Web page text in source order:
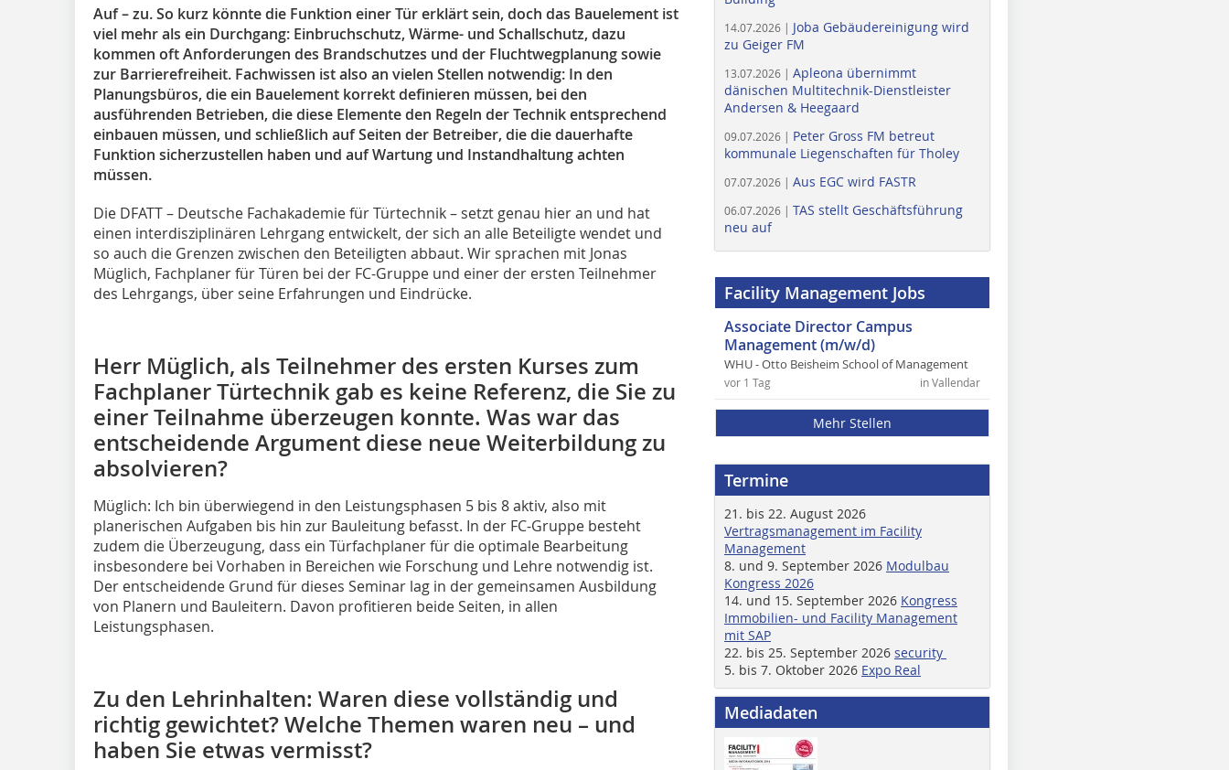
Auf – zu. So kurz könnte die Funktion einer Tür erklärt sein, doch das Bau­element ist
viel mehr als ein Durchgang: Einbruchschutz, Wärme- und Schallschutz, dazu
kommen oft Anforderungen des Brandschutzes und der Fluchtwegplanung sowie
zur Barrierefreiheit. Fachwissen ist also an vielen Stellen notwendig: In den
Planungsbüros, die ein Bauelement korrekt definieren müssen, bei den
ausführenden Betrieben, die diese Elemente den Regeln der Technik entsprechend
einbauen müssen, und schließlich auf Seiten der Betreiber, die die dauerhafte
Funktion sicherzustellen haben und auf Wartung und Instandhaltung achten
müssen.
Die DFATT – Deutsche Fachakademie für Türtechnik – setzt genau hier an und hat
einen interdisziplinären Lehrgang entwickelt, der sich an alle Beteiligte wendet und
so auch die Grenzen zwischen den Beteiligten abbaut. Wir sprachen mit Jonas
Müglich, Fachplaner für Türen bei der FC-Gruppe und einer der ersten Teilnehmer
des Lehrgangs, über seine Erfahrungen und Eindrücke.
Herr Müglich, als Teilnehmer des ersten Kurses zum
Fachplaner Türtechnik gab es keine Referenz, die Sie zu
einer Teilnahme überzeugen konnte. Was war das
entscheidende Argument diese neue Weiterbildung zu
absolvieren?
Müglich: Ich bin überwiegend in den Leistungsphasen 5 bis 8 aktiv, also mit
planerischen Aufgaben bis hin zur Bauleitung befasst. In der FC-Gruppe besteht
zudem die Überzeugung, dass ein Türfachplaner für die optimale Bearbeitung
insbesondere bei Vorhaben in Bereichen wie Forschung und Lehre notwendig ist.
Der entscheidende Grund für dieses Seminar lag in der gemeinsamen Ausbildung
von Planern und Bauleitern. Davon profitieren beide Seiten, in allen
Leistungsphasen.
Zu den Lehrinhalten: Waren diese vollständig und
richtig gewichtet? Welche Themen waren neu – und
haben Sie etwas vermisst?
14.07.2026 | Joba Gebäudereinigung wird
zu Geiger FM
13.07.2026 | Apleona übernimmt
dänischen Multitechnik-Dienstleister
Andersen & Heegaard
09.07.2026 | Peter Gross FM betreut
kommunale Liegenschaften für Tholey
07.07.2026 | Aus EGC wird FASTR
06.07.2026 | TAS stellt Geschäftsführung
neu auf
Facility Management Jobs
Associate Director Campus
Management (m/w/d)
WHU - Otto Beisheim School of Management
in Vallendar
vor 1 Tag
Mehr Stellen
Termine
21. bis 22. August 2026
Vertragsmanagement im Facility
Management
8. und 9. September 2026 Modulbau
Kongress 2026
14. und 15. September 2026 Kongress
Immobilien- und Facility Management
mit SAP
22. bis 25. September 2026 security
5. bis 7. Oktober 2026 Expo Real
Mediadaten